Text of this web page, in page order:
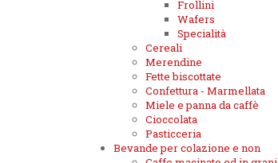
Frollini
Wafers
Specialità
Cereali
Merendine
Fette biscottate
Confettura - Marmellata
Miele e panna da caffè
Cioccolata
Pasticceria
Bevande per colazione e non